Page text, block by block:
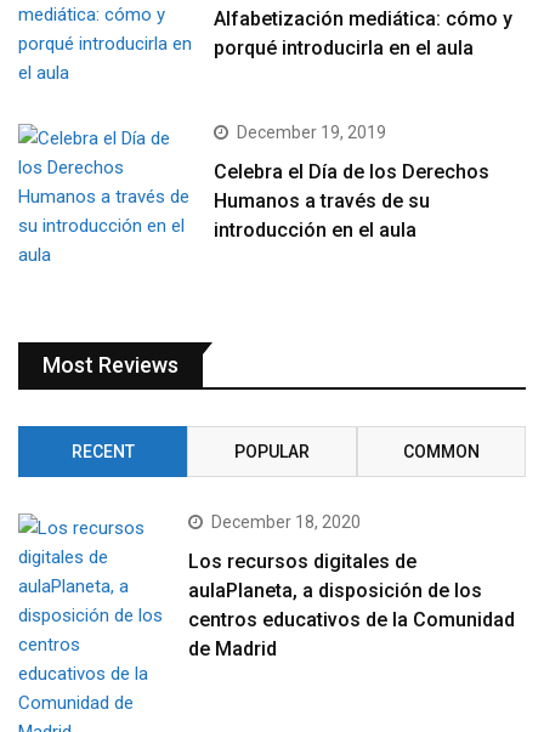
Alfabetización mediática: cómo y
porqué introducirla en el aula
December 19, 2019
Celebra el Día de los Derechos
Humanos a través de su
introducción en el aula
Most Reviews
RECENT POPULAR COMMON
December 18, 2020
Los recursos digitales de
aulaPlaneta, a disposición de los
centros educativos de la Comunidad
de Madrid